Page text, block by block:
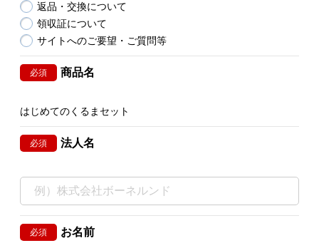
返品・交換について
領収証について
サイトへのご要望・ご質問等
必須 商品名
はじめてのくるまセット
必須 法人名
必須 お名前